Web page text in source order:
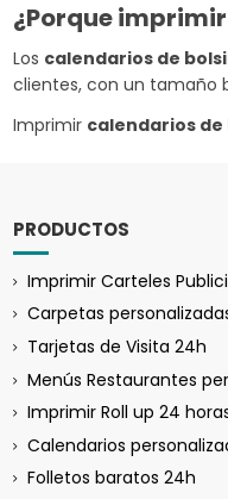
¿Porque
Los calendarios de
clientes, con un tamaño
Imprimir calendarios
PRODUCTOS
Imprimir Carteles
Carpetas
Tarjetas de Visita 24h
Menús Restaurantes
Imprimir Roll up 24
Calendarios
Folletos baratos 24h